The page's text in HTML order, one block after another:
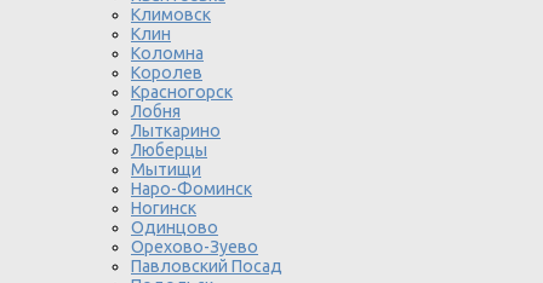
Климовск
Клин
Коломна
Королев
Красногорск
Лобня
Лыткарино
Люберцы
Мытищи
Наро-Фоминск
Ногинск
Одинцово
Орехово-Зуево
Павловский Посад